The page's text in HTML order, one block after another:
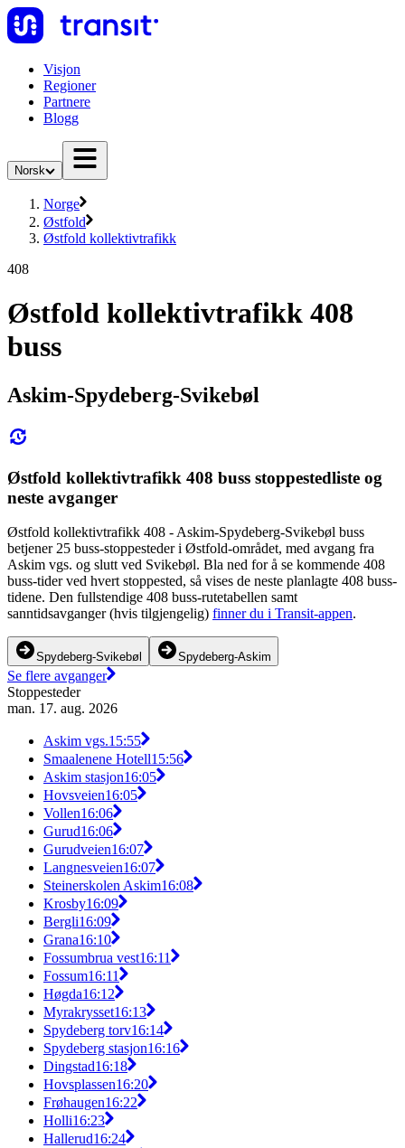
Visjon
Regioner
Partnere
Blogg
Norsk
Norge
Østfold
Østfold kollektivtrafikk
408
Østfold kollektivtrafikk 408
buss
Askim-Spydeberg-Svikebøl
Østfold kollektivtrafikk 408 buss stoppestedliste og
neste avganger
Østfold kollektivtrafikk 408 - Askim-Spydeberg-Svikebøl buss
betjener 25 buss-stoppesteder i Østfold-området, med avgang fra
Askim vgs. og slutt ved Svikebøl. Bla ned for å se kommende 408
buss-tider ved hvert stoppested, så vises de neste planlagte 408 buss-
tidene. Den fullstendige 408 buss-rutetabellen samt
sanntidsavganger (hvis tilgjengelig) finner du i Transit-appen.
Spydeberg-Svikebøl Spydeberg-Askim
Se flere avganger
Stoppesteder
man. 17. aug. 2026
Askim vgs.15:55
Smaalenene Hotell15:56
Askim stasjon16:05
Hovsveien16:05
Vollen16:06
Gurud16:06
Gurudveien16:07
Langnesveien16:07
Steinerskolen Askim16:08
Krosby16:09
Bergli16:09
Grana16:10
Fossumbrua vest16:11
Fossum16:11
Høgda16:12
Myrakrysset16:13
Spydeberg torv16:14
Spydeberg stasjon16:16
Dingstad16:18
Hovsplassen16:20
Frøhaugen16:22
Holli16:23
Hallerud16:24